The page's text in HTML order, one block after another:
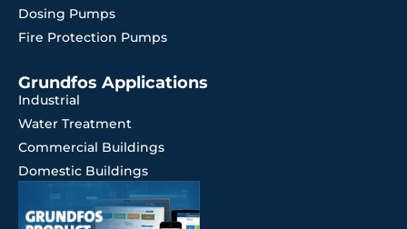
Dosing Pumps
Fire Protection Pumps
Grundfos Applications
Industrial
Water Treatment
Commercial Buildings
Domestic Buildings